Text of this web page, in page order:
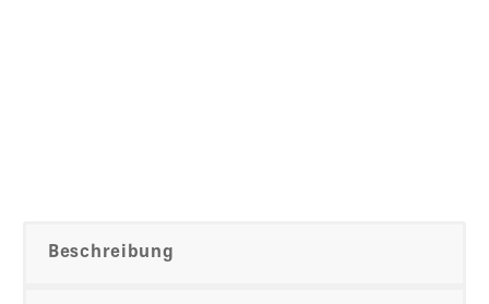
Beschreibung